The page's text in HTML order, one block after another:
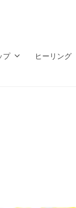
プ ヒーリング